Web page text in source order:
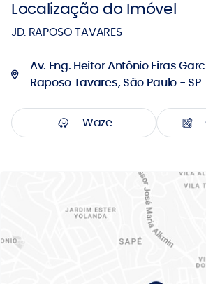
Localização do Imóvel
JD. RAPOSO TAVARES
Av. Eng. Heitor Antônio Eiras
Raposo Tavares, São Paulo - SP
Waze